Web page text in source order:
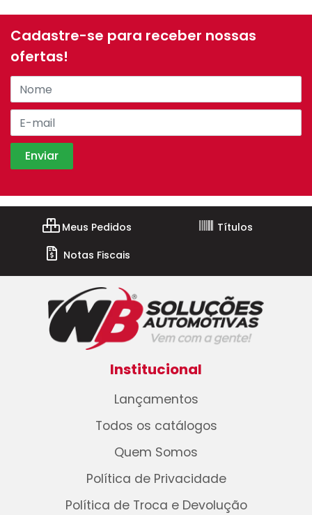
Cadastre-se para receber nossas
ofertas!
Meus Pedidos
Títulos
Notas Fiscais
Institucional
Lançamentos
Todos os catálogos
Quem Somos
Política de Privacidade
Política de Troca e Devolução